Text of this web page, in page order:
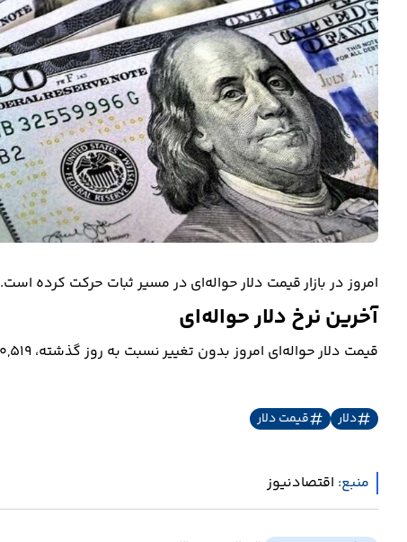
امروز در بازار قیمت دلار حواله‌ای در مسیر ثبات حرکت کرده است.
آخرین نرخ دلار حواله‌ای
قیمت دلار حواله‌ای امروز بدون تغییر نسبت به روز گذشته، 140,519 (یکصد و چهل هزار و پانصد و نوزده) تومان نرخ‌گذاری شد.
دلار قیمت دلار
منبع: اقتصادنیوز